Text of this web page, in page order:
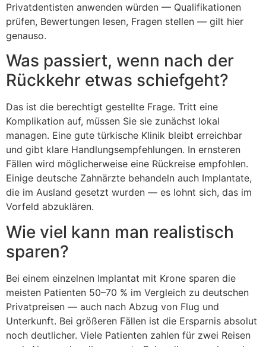
Privatdentisten anwenden würden — Qualifikationen
prüfen, Bewertungen lesen, Fragen stellen — gilt hier
genauso.
Was passiert, wenn nach der
Rückkehr etwas schiefgeht?
Das ist die berechtigt gestellte Frage. Tritt eine
Komplikation auf, müssen Sie sie zunächst lokal
managen. Eine gute türkische Klinik bleibt erreichbar
und gibt klare Handlungsempfehlungen. In ernsteren
Fällen wird möglicherweise eine Rückreise empfohlen.
Einige deutsche Zahnärzte behandeln auch Implantate,
die im Ausland gesetzt wurden — es lohnt sich, das im
Vorfeld abzuklären.
Wie viel kann man realistisch
sparen?
Bei einem einzelnen Implantat mit Krone sparen die
meisten Patienten 50–70 % im Vergleich zu deutschen
Privatpreisen — auch nach Abzug von Flug und
Unterkunft. Bei größeren Fällen ist die Ersparnis absolut
noch deutlicher. Viele Patienten zahlen für zwei Reisen